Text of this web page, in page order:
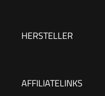
HERSTELLER
AFFILIATELINKS